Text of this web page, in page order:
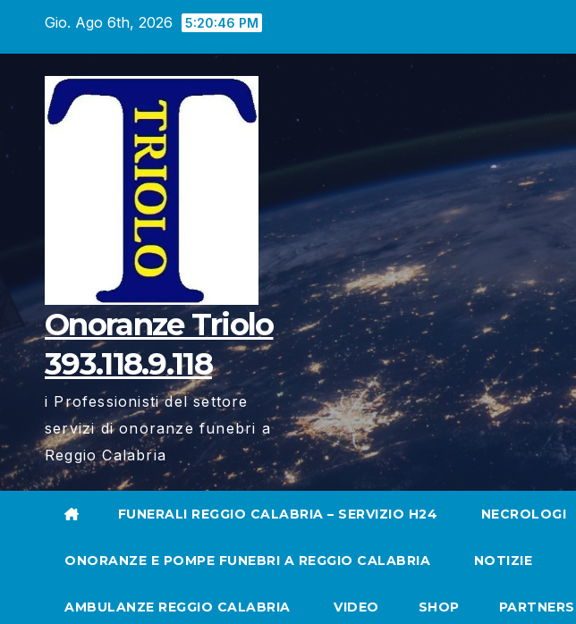
Gio. Ago 6th, 2026 5:20:47 PM
Onoranze Triolo
393.118.9.118
i Professionisti del settore
servizi di onoranze funebri a
Reggio Calabria
FUNERALI REGGIO CALABRIA – SERVIZIO H24 NECROLOGI
ONORANZE E POMPE FUNEBRI A REGGIO CALABRIA NOTIZIE
AMBULANZE REGGIO CALABRIA VIDEO SHOP PARTNERS